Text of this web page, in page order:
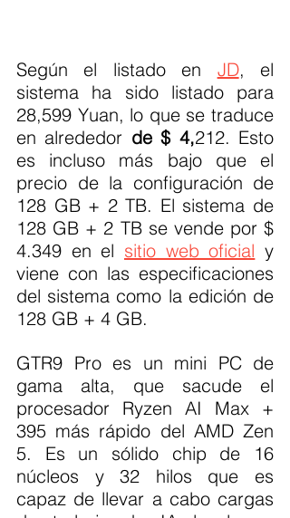
Según el listado en JD, el
sistema ha sido listado para
28,599 Yuan, lo que se traduce
en alrededor de $ 4,212. Esto
es incluso más bajo que el
precio de la configuración de
128 GB + 2 TB. El sistema de
128 GB + 2 TB se vende por $
4.349 en el sitio web oficial y
viene con las especificaciones
del sistema como la edición de
128 GB + 4 GB.
GTR9 Pro es un mini PC de
gama alta, que sacude el
procesador Ryzen AI Max +
395 más rápido del AMD Zen
5. Es un sólido chip de 16
núcleos y 32 hilos que es
capaz de llevar a cabo cargas